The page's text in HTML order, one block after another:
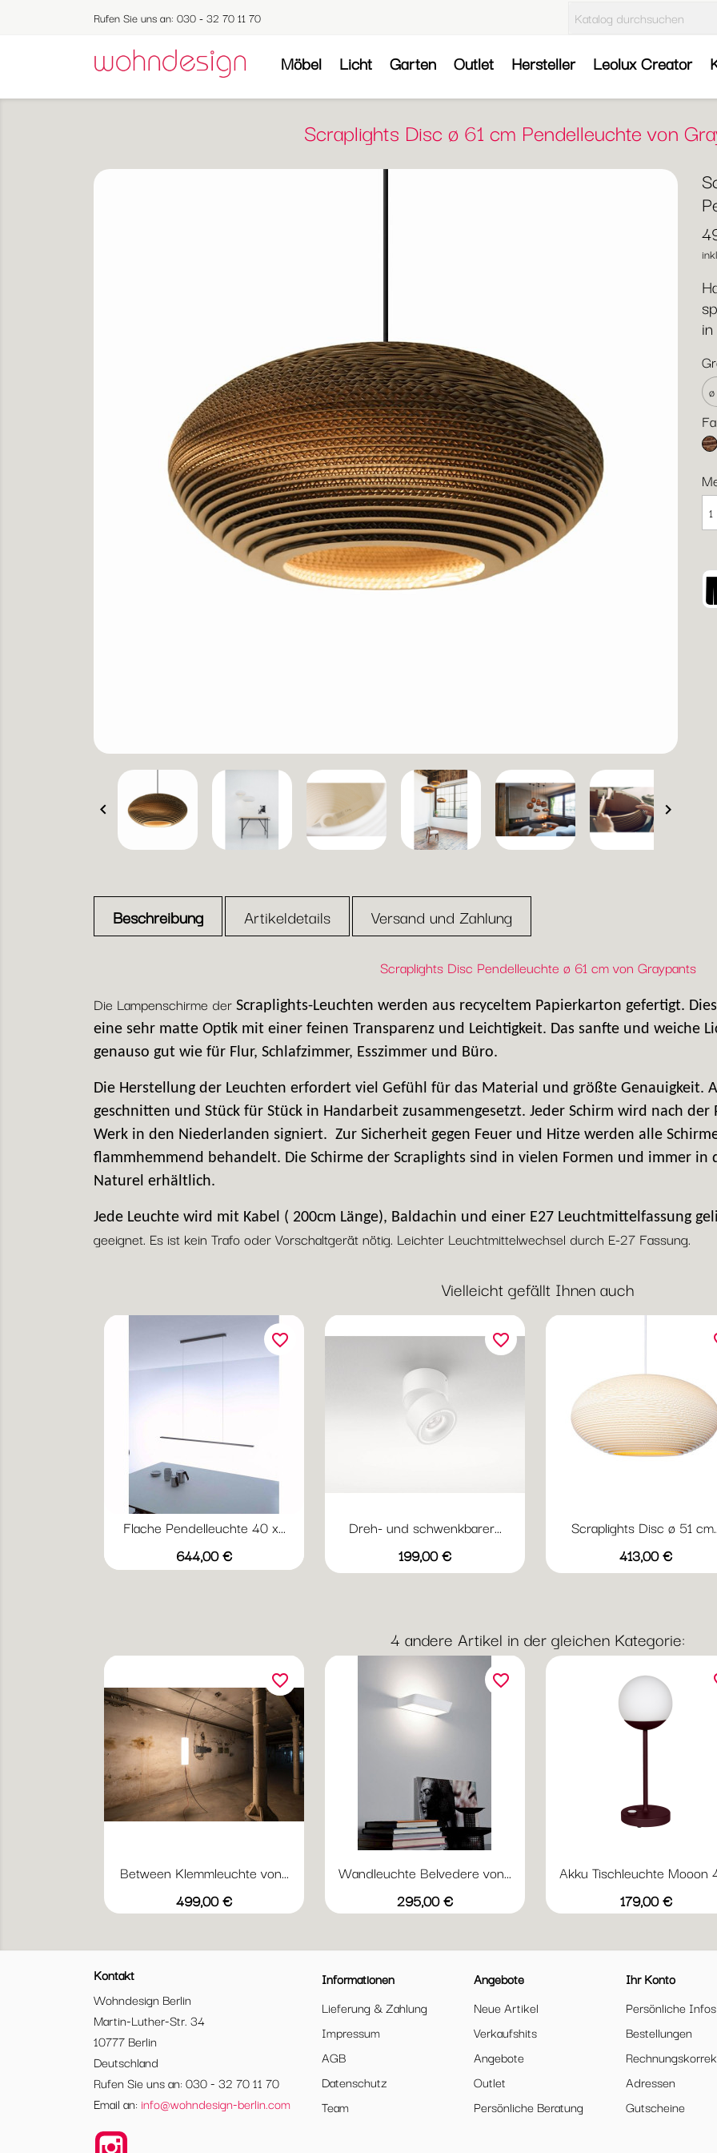
Rufen Sie uns an: 030 - 32 70 11 70
Möbel Licht Garten Outlet Hersteller Leolux Creator
Scraplights Disc ø 61 cm Pendelleuchte von
 
Beschreibung Artikeldetails Versand und Zahlung
Scraplights Disc Pendelleuchte ø 61 cm von Graypants
Die Lampenschirme der Scraplights-Leuchten werden aus recyceltem Papierkarton gefertigt.
eine sehr matte Optik mit einer feinen Transparenz und Leichtigkeit. Das sanfte und weiche
genauso gut wie für Flur, Schlafzimmer, Esszimmer und Büro.
Die Herstellung der Leuchten erfordert viel Gefühl für das Material und größte Genauigkeit.
geschnitten und Stück für Stück in Handarbeit zusammengesetzt. Jeder Schirm wird nach
Werk in den Niederlanden signiert. Zur Sicherheit gegen Feuer und Hitze werden alle
flammhemmend behandelt. Die Schirme der Scraplights sind in vielen Formen und immer in
Naturel erhältlich.
Jede Leuchte wird mit Kabel ( 200cm Länge), Baldachin und einer E27 Leuchtmittelfassung
geeignet. Es ist kein Trafo oder Vorschaltgerät nötig. Leichter Leuchtmittelwechsel durch E-27 Fassung.
Vielleicht gefällt Ihnen auch
Flache Pendelleuchte 40 x...
Preis
644,00 €
favorite_border
Dreh- und schwenkbarer...
Preis
199,00 €
 Vorschau
WeißSchwarz
favorite_border
Scraplights Disc ø 51
Preis
413,00 €
Vorschau
NaturelBlond
4 andere Artikel in der gleichen Kategorie:
Between Klemmleuchte von...
Preis
499,00 €
Vorschau
WeißSchwarz
favorite_border
Wandleuchte Belvedere von...
Preis
295,00 €
Vorschau
Weiß
favorite_border
Akku Tischleuchte Mooon
Preis
179,00 €
Vorschau
Acapulcoblau
AnthrazitKaktus
Kontakt
Wohndesign Berlin
Martin-Luther-Str. 34
10777 Berlin
Deutschland
Rufen Sie uns an: 030 - 32 70 11 70
Email an: info@wohndesign-berlin.com
Informationen
Lieferung & Zahlung
Impressum
AGB
Datenschutz
Team
Angebote
Neue Artikel
Verkaufshits
Angebote
Outlet
Persönliche Beratung
Ihr Konto
Persönliche Infos
Bestellungen
Adressen
Gutscheine